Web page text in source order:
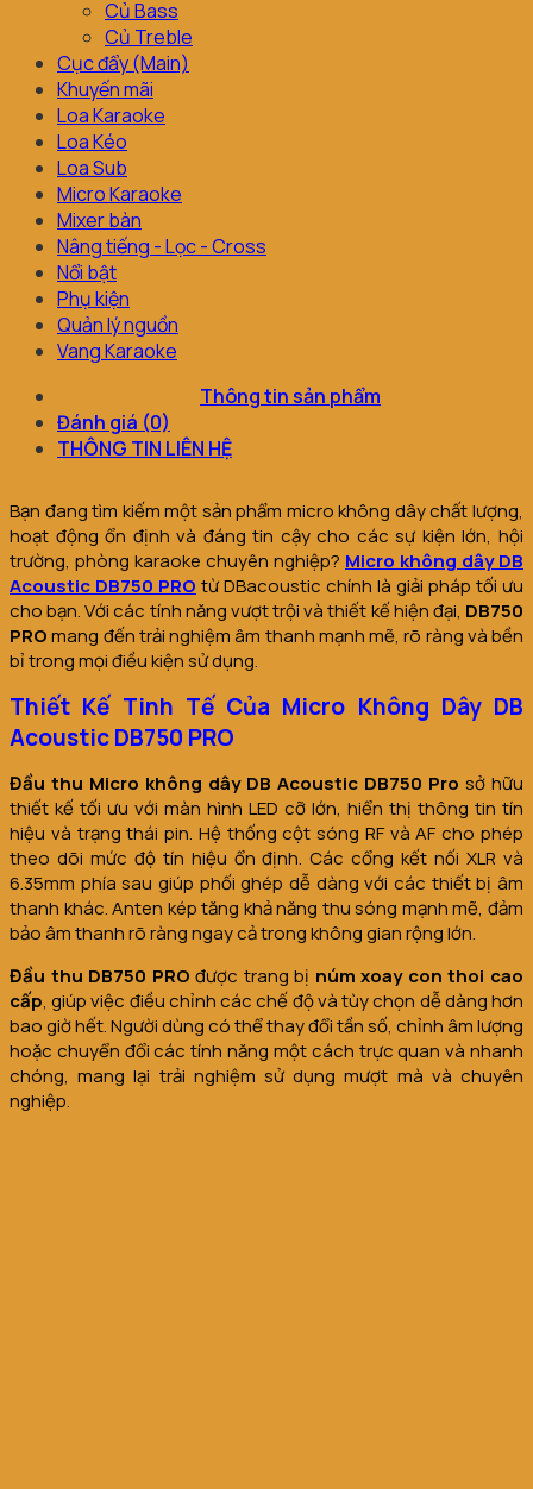
Củ Bass
Củ Treble
Cục đẩy (Main)
Khuyến mãi
Loa Karaoke
Loa Kéo
Loa Sub
Micro Karaoke
Mixer bàn
Nâng tiếng - Lọc - Cross
Nổi bật
Phụ kiện
Quản lý nguồn
Vang Karaoke
Thông tin sản phẩm
Đánh giá (0)
THÔNG TIN LIÊN HỆ
Bạn đang tìm kiếm một sản phẩm micro không dây chất lượng,
hoạt động ổn định và đáng tin cậy cho các sự kiện lớn, hội
trường, phòng karaoke chuyên nghiệp? Micro không dây DB
Acoustic DB750 PRO từ DBacoustic chính là giải pháp tối ưu
cho bạn. Với các tính năng vượt trội và thiết kế hiện đại, DB750
PROmang đến trải nghiệm âm thanh mạnh mẽ, rõ ràng và bền
bỉ trong mọi điều kiện sử dụng.
Thiết Kế Tinh Tế Của Micro Không Dây DB
Acoustic DB750 PRO
Đầu thu Micro không dây DB Acoustic DB750 Pro sở hữu
thiết kế tối ưu với màn hình LED cỡ lớn, hiển thị thông tin tín
hiệu và trạng thái pin. Hệ thống cột sóng RF và AF cho phép
theo dõi mức độ tín hiệu ổn định. Các cổng kết nối XLR và
6.35mm phía sau giúp phối ghép dễ dàng với các thiết bị âm
thanh khác. Anten kép tăng khả năng thu sóng mạnh mẽ, đảm
bảo âm thanh rõ ràng ngay cả trong không gian rộng lớn.
Đầu thu DB750 PROđược trang bị núm xoay con thoi cao
cấp, giúp việc điều chỉnh các chế độ và tùy chọn dễ dàng hơn
bao giờ hết. Người dùng có thể thay đổi tần số, chỉnh âm lượng
hoặc chuyển đổi các tính năng một cách trực quan và nhanh
chóng, mang lại trải nghiệm sử dụng mượt mà và chuyên
nghiệp.